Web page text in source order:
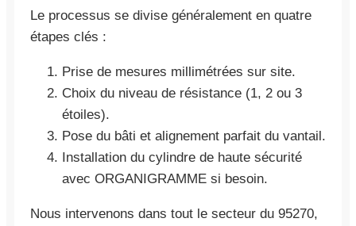
Le processus se divise généralement en quatre
étapes clés :
Prise de mesures millimétrées sur site.
Choix du niveau de résistance (1, 2 ou 3
étoiles).
Pose du bâti et alignement parfait du vantail.
Installation du cylindre de haute sécurité
avec ORGANIGRAMME si besoin.
Nous intervenons dans tout le secteur du 95270,